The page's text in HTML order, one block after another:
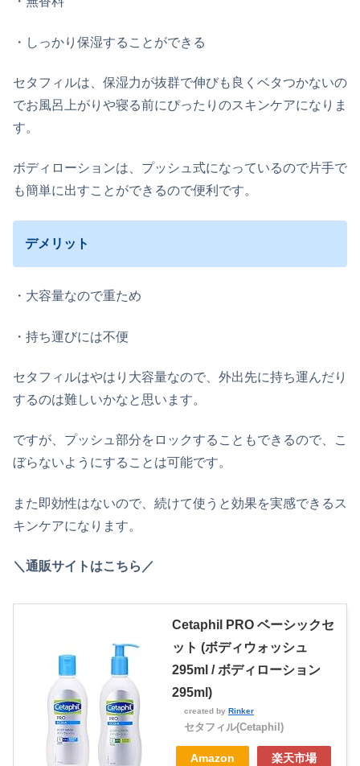
・しっかり保湿することができる
セタフィルは、保湿力が抜群で伸びも良くベタつかないの
でお風呂上がりや寝る前にぴったりのスキンケアになりま
す。
ボディローションは、プッシュ式になっているので片手で
も簡単に出すことができるので便利です。
デメリット
・大容量なので重ため
・持ち運びには不便
セタフィルはやはり大容量なので、外出先に持ち運んだり
するのは難しいかなと思います。
ですが、プッシュ部分をロックすることもできるので、こ
ぼらないようにすることは可能です。
また即効性はないので、続けて使うと効果を実感できるス
キンケアになります。
＼通販サイトはこちら／
Cetaphil PRO ベーシックセ
ット (ボディウォッシュ
295ml / ボディローション
295ml)
created by Rinker
セタフィル(Cetaphil)
Amazon 楽天市場